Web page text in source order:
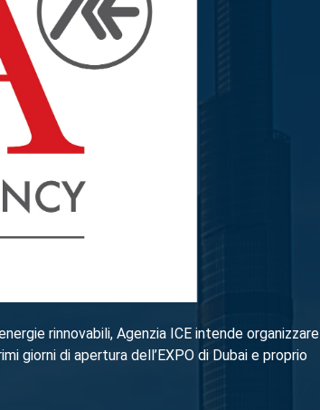
rinnovabili, Agenzia ICE intende organizzare
giorni di apertura dell’EXPO di Dubai e proprio